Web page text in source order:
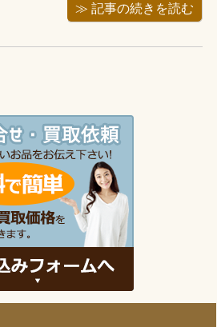
ます。今回の出張でお伺い致しました
越し前の荷物整理の為ご依頼頂きまし
≫ 記事の続きを読む